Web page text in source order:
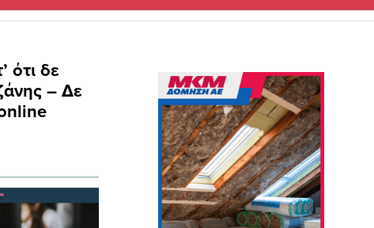
ότι δε
– Δε